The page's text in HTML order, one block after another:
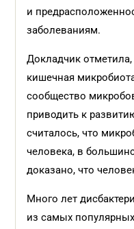
и
заболеваниям.
Докладчик
кишечная
сообщество
приводить к
считалось, что
человека, в
доказано, что
Много лет
из самых